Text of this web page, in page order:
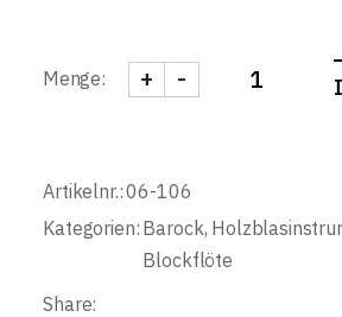
Menge: Sopran Blockflöte
-
+
Artikelnr.:06-106
Kategorien: Barock,
Blockflöte
Share: